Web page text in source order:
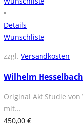
Details
Wunschliste
zzgl. Versandkosten
Wilhelm
Original Akt Studie
mit...
450,00 €